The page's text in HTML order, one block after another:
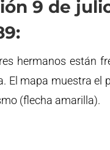
9 de
hermanos están
El mapa muestra el
(flecha amarilla).